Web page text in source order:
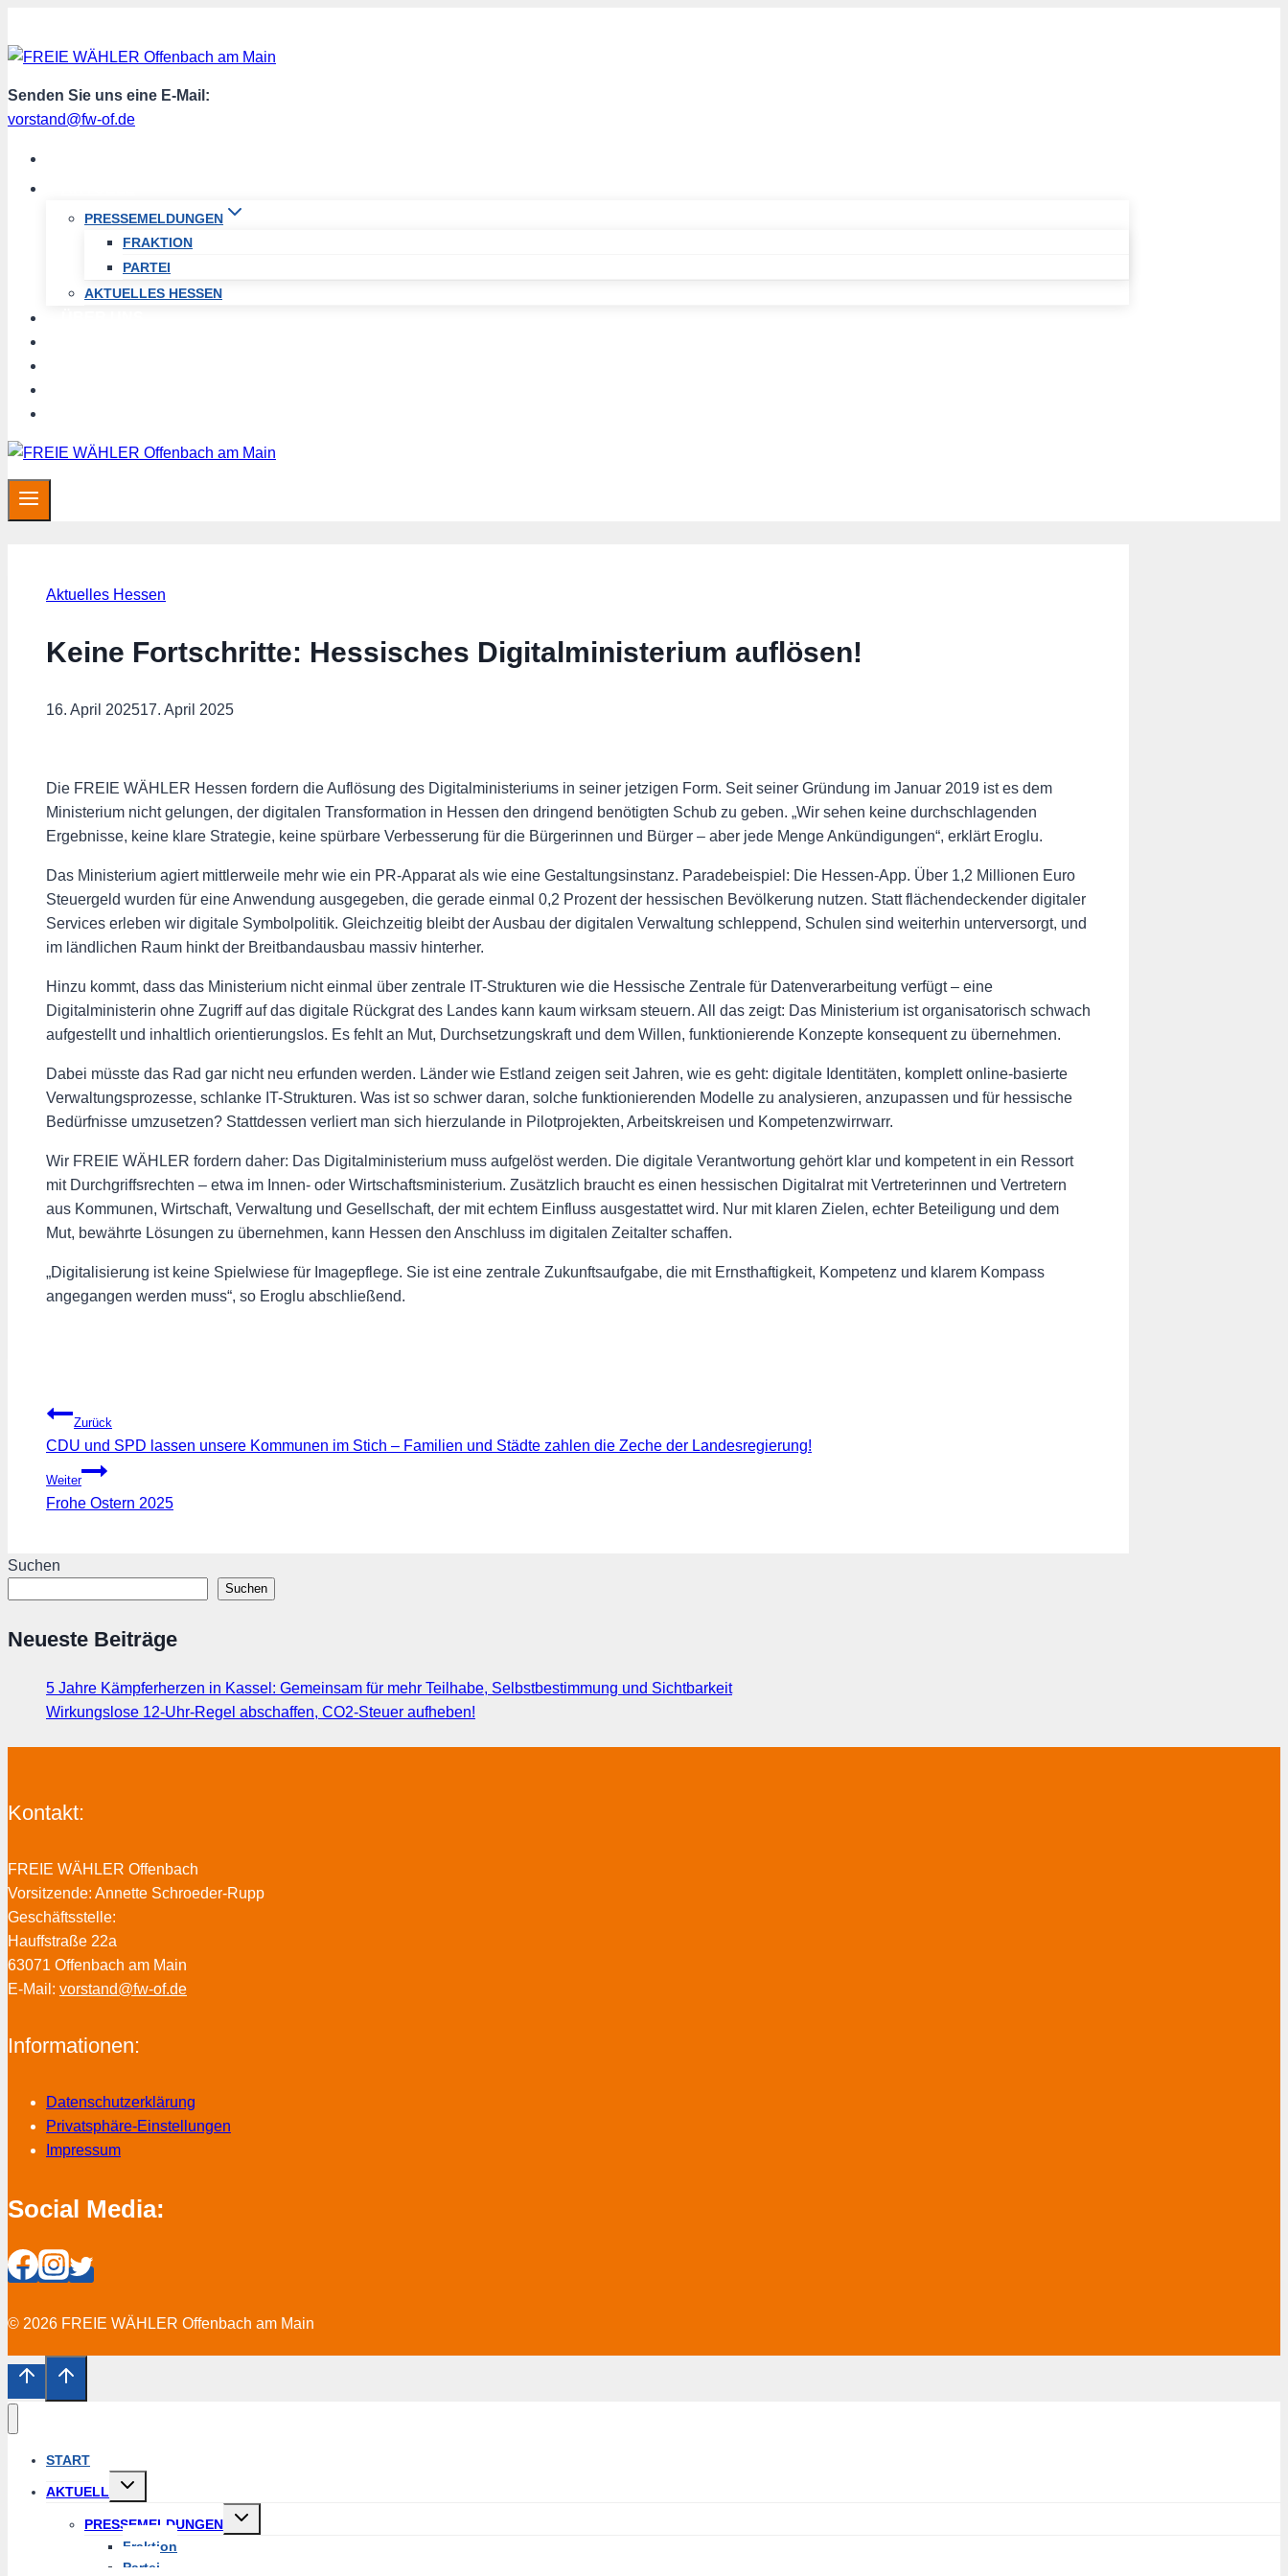
Inhalt
springen
Senden Sie uns eine E-Mail:
vorstand@fw-of.de
PRESSEMELDUNGEN
FRAKTION
PARTEI
AKTUELLES HESSEN
Aktuelles Hessen
Keine Fortschritte: Hessisches Digitalministerium auflösen!
16. April 202517. April 2025
Die FREIE WÄHLER Hessen fordern die Auflösung des Digitalministeriums in seiner jetzigen Form. Seit seiner Gründung im Januar 2019 ist es dem
Ministerium nicht gelungen, der digitalen Transformation in Hessen den dringend benötigten Schub zu geben. „Wir sehen keine durchschlagenden
Ergebnisse, keine klare Strategie, keine spürbare Verbesserung für die Bürgerinnen und Bürger – aber jede Menge Ankündigungen“, erklärt Eroglu.
Das Ministerium agiert mittlerweile mehr wie ein PR-Apparat als wie eine Gestaltungsinstanz. Paradebeispiel: Die Hessen-App. Über 1,2 Millionen Euro
Steuergeld wurden für eine Anwendung ausgegeben, die gerade einmal 0,2 Prozent der hessischen Bevölkerung nutzen. Statt flächendeckender digitaler
Services erleben wir digitale Symbolpolitik. Gleichzeitig bleibt der Ausbau der digitalen Verwaltung schleppend, Schulen sind weiterhin unterversorgt, und
im ländlichen Raum hinkt der Breitbandausbau massiv hinterher.
Hinzu kommt, dass das Ministerium nicht einmal über zentrale IT-Strukturen wie die Hessische Zentrale für Datenverarbeitung verfügt – eine
Digitalministerin ohne Zugriff auf das digitale Rückgrat des Landes kann kaum wirksam steuern. All das zeigt: Das Ministerium ist organisatorisch schwach
aufgestellt und inhaltlich orientierungslos. Es fehlt an Mut, Durchsetzungskraft und dem Willen, funktionierende Konzepte konsequent zu übernehmen.
Dabei müsste das Rad gar nicht neu erfunden werden. Länder wie Estland zeigen seit Jahren, wie es geht: digitale Identitäten, komplett online-basierte
Verwaltungsprozesse, schlanke IT-Strukturen. Was ist so schwer daran, solche funktionierenden Modelle zu analysieren, anzupassen und für hessische
Bedürfnisse umzusetzen? Stattdessen verliert man sich hierzulande in Pilotprojekten, Arbeitskreisen und Kompetenzwirrwarr.
Wir FREIE WÄHLER fordern daher: Das Digitalministerium muss aufgelöst werden. Die digitale Verantwortung gehört klar und kompetent in ein Ressort
mit Durchgriffsrechten – etwa im Innen- oder Wirtschaftsministerium. Zusätzlich braucht es einen hessischen Digitalrat mit Vertreterinnen und Vertretern
aus Kommunen, Wirtschaft, Verwaltung und Gesellschaft, der mit echtem Einfluss ausgestattet wird. Nur mit klaren Zielen, echter Beteiligung und dem
Mut, bewährte Lösungen zu übernehmen, kann Hessen den Anschluss im digitalen Zeitalter schaffen.
„Digitalisierung ist keine Spielwiese für Imagepflege. Sie ist eine zentrale Zukunftsaufgabe, die mit Ernsthaftigkeit, Kompetenz und klarem Kompass
angegangen werden muss“, so Eroglu abschließend.
Beitragsnavigation
Zurück
CDU und SPD lassen unsere Kommunen im Stich – Familien und Städte zahlen die Zeche der Landesregierung!
Weiter
Frohe Ostern 2025
Suchen
Suchen
Neueste Beiträge
5 Jahre Kämpferherzen in Kassel: Gemeinsam für mehr Teilhabe, Selbstbestimmung und Sichtbarkeit
Wirkungslose 12-Uhr-Regel abschaffen, CO2-Steuer aufheben!
Kontakt:
FREIE WÄHLER Offenbach
Vorsitzende: Annette Schroeder-Rupp
Geschäftsstelle:
Hauffstraße 22a
63071 Offenbach am Main
E-Mail: vorstand@fw-of.de
Informationen:
Datenschutzerklärung
Privatsphäre-Einstellungen
Impressum
Social Media:
© 2026 FREIE WÄHLER Offenbach am Main
START
AKTUELL
Untermenü
PRESSEMELDUNGEN
Untermenü
Fraktion
Partei